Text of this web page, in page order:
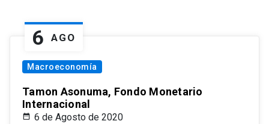
6 AGO
Macroeconomía
Tamon Asonuma, Fondo Monetario
Internacional
6 de Agosto de 2020